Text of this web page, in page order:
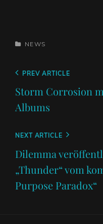
CATEGORIES
NEWS
Beitragsnavigation
Previous
Post
PREV ARTICLE
Storm Corrosion
Albums
Next
Post
NEXT ARTICLE
Dilemma
„Thunder“ vom
Purpose Paradox“